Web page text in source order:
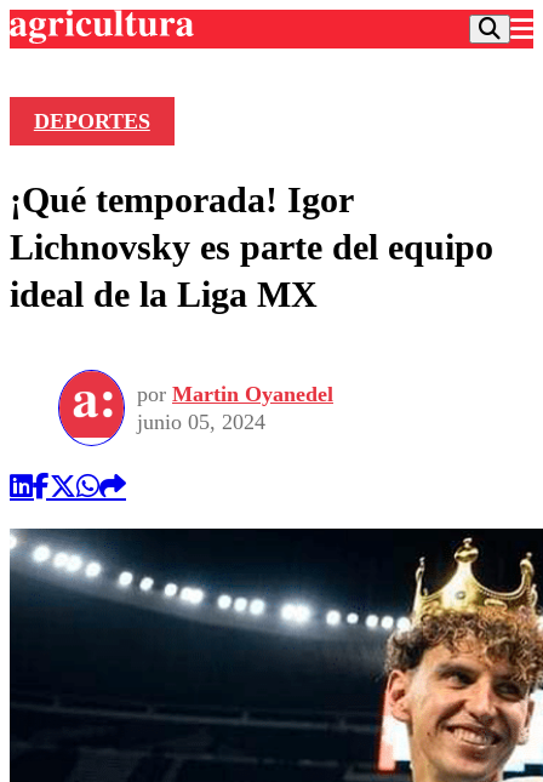
Frecuencias
Agricultura TV
Deportes
Colo Colo
Seleccion Chilena
Torneo Internacional
Universidad de Chile
Entretención
Economía
Internacional
Sustentabilidad
Publicaciones en medios
Opinión
DEPORTES
¡Qué temporada! Igor
Lichnovsky es parte del equipo
ideal de la Liga MX
por Martin Oyanedel
junio 05, 2024